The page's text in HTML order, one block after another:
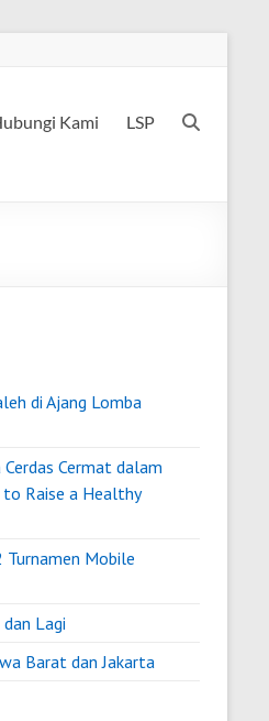
Kami LSP
di Ajang Lomba
Cermat dalam
Raise a Healthy
Turnamen Mobile
Lagi
Barat dan Jakarta